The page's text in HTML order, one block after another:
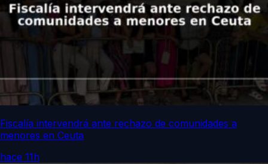
Fiscalía intervendrá ante rechazo de comunidades a
menores en Ceuta
hace 11h